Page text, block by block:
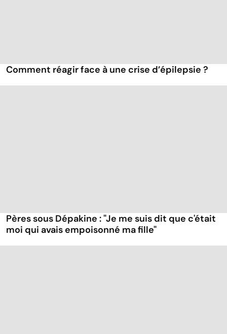
Comment réagir face à une crise d’épilepsie ?
Pères sous Dépakine : "Je me suis dit que c'était
moi qui avais empoisonné ma fille"